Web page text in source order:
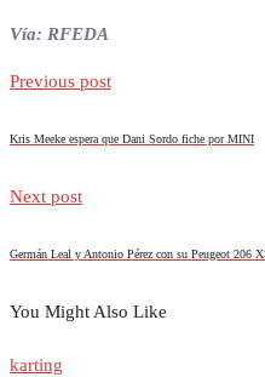
Vía: RFEDA
Previous post
Kris Meeke espera que Dani Sordo fiche por MINI
Next post
Germán Leal y Antonio Pérez con su Peugeot 206
You Might Also Like
karting